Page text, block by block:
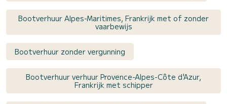
Bootverhuur Alpes-Maritimes, Frankrijk met of zonder
vaarbewijs
Bootverhuur zonder vergunning
Bootverhuur verhuur Provence-Alpes-Côte d'Azur,
Frankrijk met schipper